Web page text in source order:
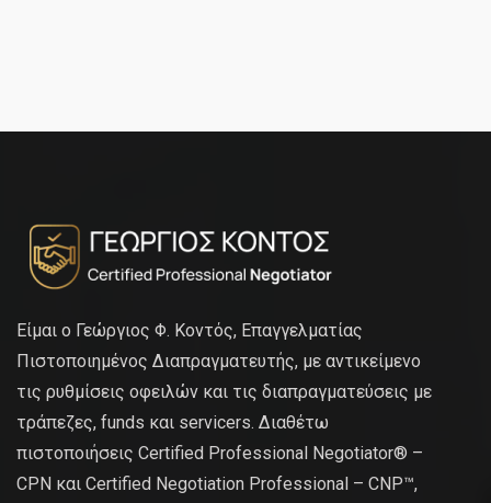
Είμαι ο Γεώργιος Φ. Κοντός, Επαγγελματίας
Πιστοποιημένος Διαπραγματευτής, με αντικείμενο
τις ρυθμίσεις οφειλών και τις διαπραγματεύσεις με
τράπεζες, funds και servicers. Διαθέτω
πιστοποιήσεις Certified Professional Negotiator® –
CPN και Certified Negotiation Professional – CNP™,